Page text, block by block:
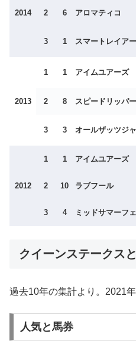
2014 2 6 アロマティコ
3 1 スマートレイアー
2013
1 1 アイムユアーズ
2 8 スピードリッパー
3 3 オールザッツジ
2012
1 1 アイムユアーズ
2 10 ラブフール
3 4 ミッドサマーフ
クイーンステークス
過去10年の集計より。2021年
人気と馬券